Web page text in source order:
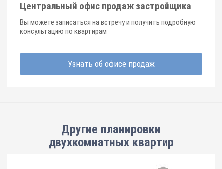
Центральный офис продаж застройщика
Вы можете записаться на встречу и получить подробную
консультацию по квартирам
Узнать об офисе продаж
Другие планировки
двухкомнатных квартир